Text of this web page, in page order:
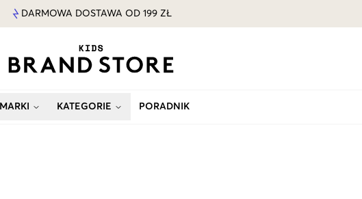
DARMOWA DOSTAWA OD 199 ZŁ
MARKI KATEGORIE PORADNIK